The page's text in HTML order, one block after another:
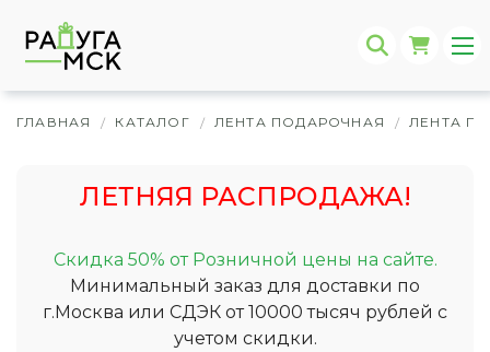
ГЛАВНАЯ / КАТАЛОГ / ЛЕНТА ПОДАРОЧНАЯ / ЛЕНТА
ЛЕТНЯЯ РАСПРОДАЖА!
Скидка 50% от Розничной цены на сайте.
Минимальный заказ для доставки по
г.Москва или СДЭК от 10000 тысяч рублей с
учетом скидки.